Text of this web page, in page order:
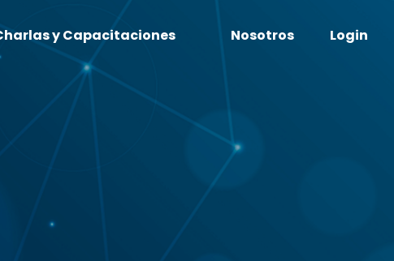
y Capacitaciones Nosotros Login